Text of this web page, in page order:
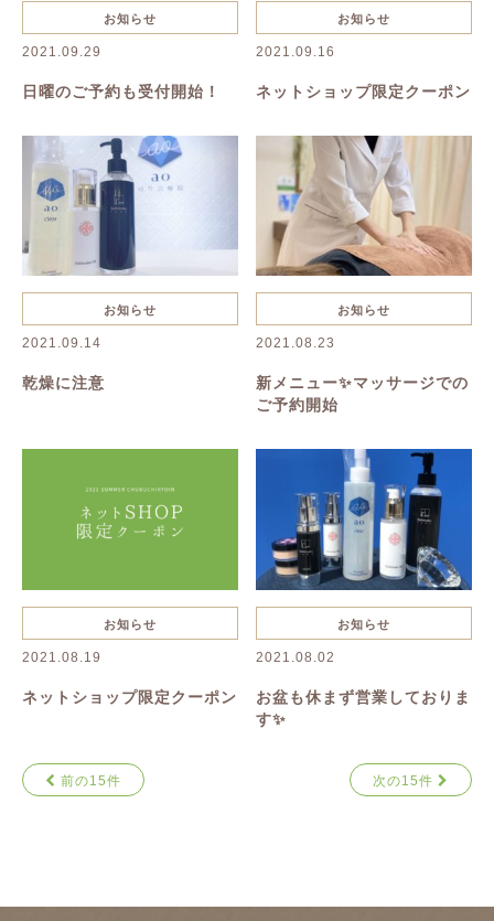
お知らせ
2021.09.29
日曜のご予約も受付開始！
お知らせ
2021.09.16
ネットショップ限定クーポン
お知らせ
2021.09.14
乾燥に注意
お知らせ
2021.08.23
新メニュー✨マッサージでの
ご予約開始
お知らせ
2021.08.19
ネットショップ限定クーポン
お知らせ
2021.08.02
お盆も休まず営業しておりま
す✨
前の15件 次の15件